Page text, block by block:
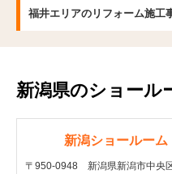
福井エリアのリフォーム施工
新潟県のショール
新潟ショールーム
〒950-0948 新潟県新潟市中央